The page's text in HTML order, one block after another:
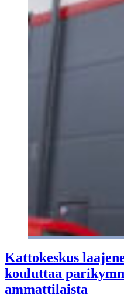
Kattokeskus
kouluttaa
ammattilaista